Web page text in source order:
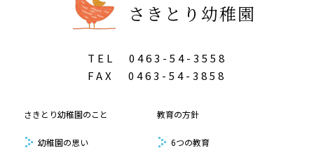
さきとり幼稚園
TEL
0463-54-3558
FAX
0463-54-3858
さきとり幼稚園のこと
幼稚園の思い
教育の方針
6つの教育